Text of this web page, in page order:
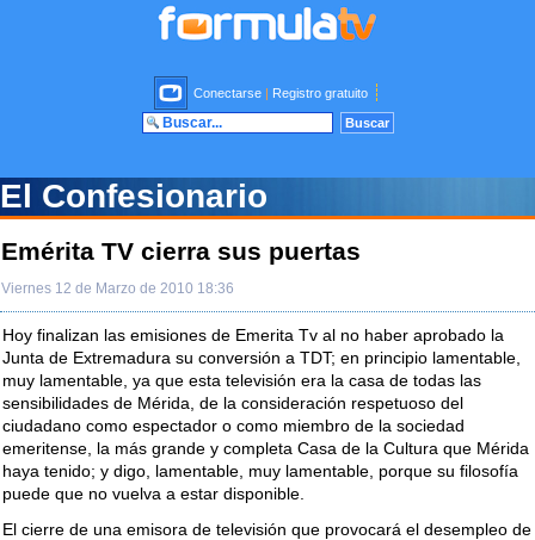
Conectarse | Registro gratuito
El Confesionario
Emérita TV cierra sus puertas
Viernes 12 de Marzo de 2010 18:36
Hoy finalizan las emisiones de Emerita Tv al no haber aprobado la
Junta de Extremadura su conversión a TDT; en principio lamentable,
muy lamentable, ya que esta televisión era la casa de todas las
sensibilidades de Mérida, de la consideración respetuoso del
ciudadano como espectador o como miembro de la sociedad
emeritense, la más grande y completa Casa de la Cultura que Mérida
haya tenido; y digo, lamentable, muy lamentable, porque su filosofía
puede que no vuelva a estar disponible.
El cierre de una emisora de televisión que provocará el desempleo de